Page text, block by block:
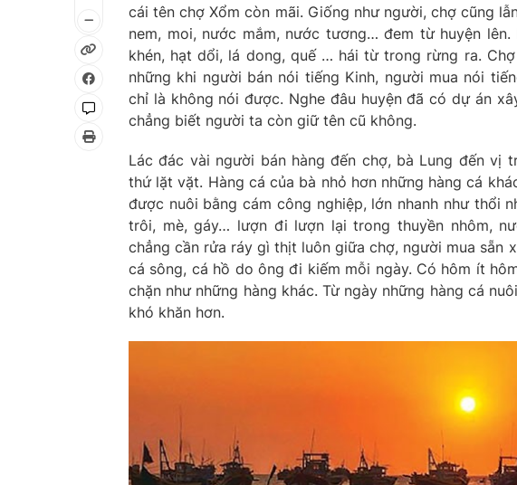
cái tên chợ Xổm còn mãi. Giống như người, chợ cũng
nem, moi, nước mắm, nước tương… đem từ huyện
khén, hạt dổi, lá dong, quế … hái từ trong rừng ra.
những khi người bán nói tiếng Kinh, người mua nói
chỉ là không nói được. Nghe đâu huyện đã có dự án
chẳng biết người ta còn giữ tên cũ không.
Lác đác vài người bán hàng đến chợ, bà Lung đến vị
thứ lặt vặt. Hàng cá của bà nhỏ hơn những hàng cá
được nuôi bằng cám công nghiệp, lớn nhanh như thổi
trôi, mè, gáy… lượn đi lượn lại trong thuyền nhôm,
chẳng cần rửa ráy gì thịt luôn giữa chợ, người mua sẵn
cá sông, cá hồ do ông đi kiếm mỗi ngày. Có hôm ít
chặn như những hàng khác. Từ ngày những hàng cá
khó khăn hơn.